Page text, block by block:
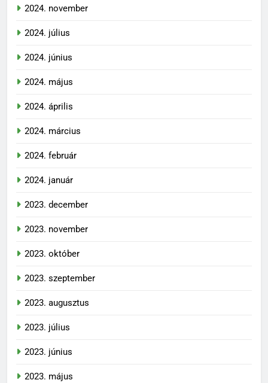
2024. november
2024. július
2024. június
2024. május
2024. április
2024. március
2024. február
2024. január
2023. december
2023. november
2023. október
2023. szeptember
2023. augusztus
2023. július
2023. június
2023. május